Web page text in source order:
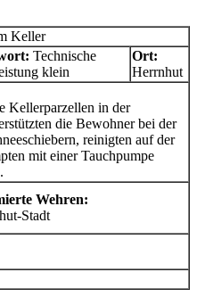
Keller
Technische
klein
Ort:
Herrnhut
Kellerparzellen in der
die Bewohner bei der
reinigten auf der
mit einer Tauchpumpe
Wehren:
Stadt